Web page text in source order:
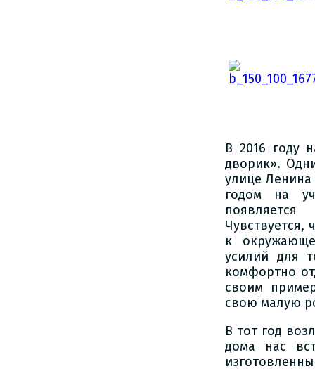
В 2016 году
дворик».
улице
годом на
к
усилий для
комфортно
своим
свою малую
В тот год
дома нас